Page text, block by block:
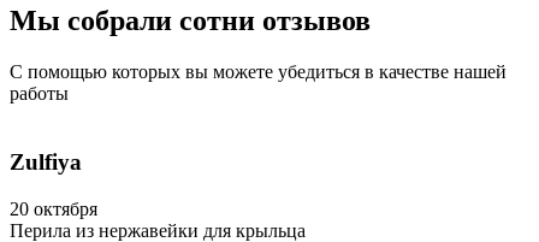
Мы собрали сотни отзывов
С помощью которых вы можете убедиться в качестве нашей
работы
Zulfiya
20 октября
Перила из нержавейки для крыльца